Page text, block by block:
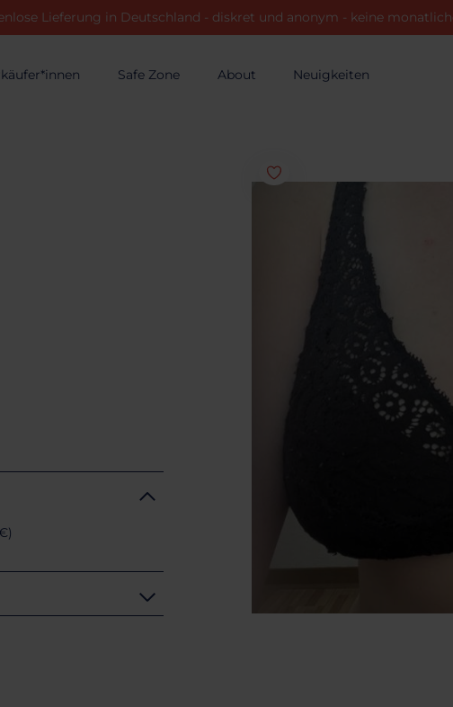
Lieferung in Deutschland - diskret und anonym - keine
Safe Zone About Neuigkeiten